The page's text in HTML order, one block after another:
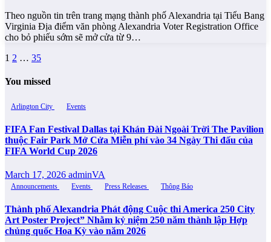
Theo nguồn tin trên trang mạng thành phố Alexandria tại Tiểu Bang
Virginia Địa điểm văn phòng Alexandria Voter Registration Office
cho bỏ phiếu sớm sẽ mở cửa từ 9…
Posts
pagination
1 2 … 35
You missed
Arlington City Events
FIFA Fan Festival Dallas tại Khán Đài Ngoài Trời The Pavilion
thuộc Fair Park Mở Cửa Miễn phí vào 34 Ngày Thi đấu của
FIFA World Cup 2026
March 17, 2026 adminVA
Announcements Events Press Releases Thông Báo
Thành phố Alexandria Phát động Cuộc thi America 250 City
Art Poster Project” Nhằm kỷ niệm 250 năm thành lập Hợp
chủng quốc Hoa Kỳ vào năm 2026